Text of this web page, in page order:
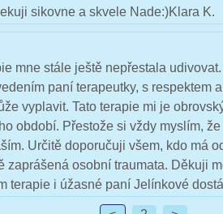
sikovne a skvele Nade:)Klara K.
mne stále ještě nepřestala
paní terapeutky, s respektem
vyplavit. Tato terapie mi je
období. Přestože si vždy myslím,
Určitě doporučuji všem, kdo má
zaprášená osobní traumata. Děkuji
terapie i úžasné paní Jelínkové